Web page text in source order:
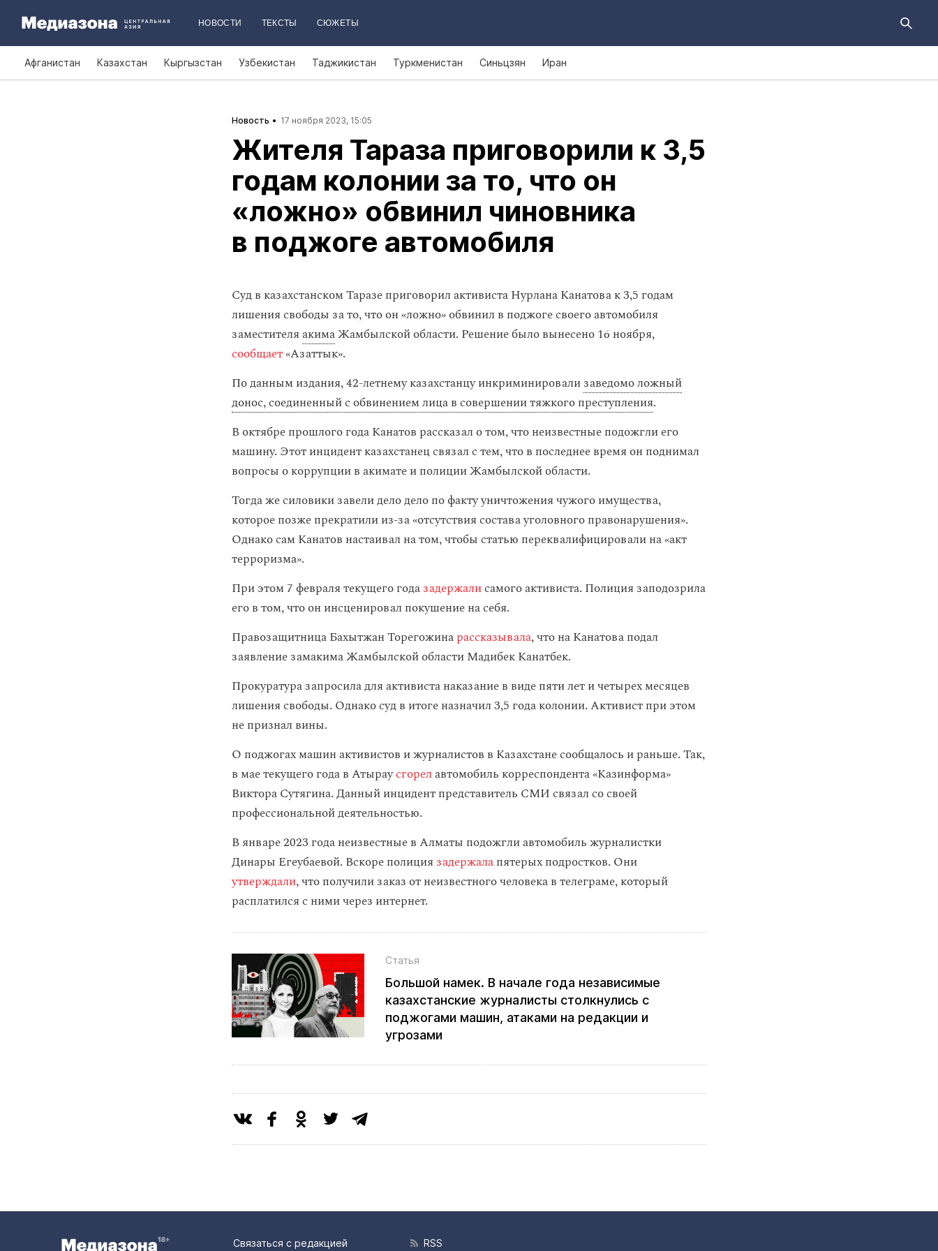
НОВОСТИ ТЕКСТЫ СЮЖЕТЫ
Афганистан Казахстан Кыргызстан Узбекистан Таджикистан Туркменистан Синьцзян Иран
Новость 17 ноября 2023, 15:05
Жителя Тараза приговорили к 3,5
годам колонии за то, что он
«ложно» обвинил чиновника
в поджоге автомобиля
Суд в казахстанском Таразе приговорил активиста Нурлана Канатова к 3,5 годам
лишения свободы за то, что он «ложно» обвинил в поджоге своего автомобиля
заместителяакимаЖамбылской области. Решение было вынесено 16 ноября,
сообщает«Азаттык».
По данным издания, 42-летнему казахстанцу инкриминировализаведомо ложный
донос, соединенный с обвинением лица в совершении тяжкого преступления.
В октябре прошлого года Канатов рассказал о том, что неизвестные подожгли его
машину. Этот инцидент казахстанец связал с тем, что в последнее время он поднимал
вопросы о коррупции в акимате и полиции Жамбылской области.
Тогда же силовики завели дело дело по факту уничтожения чужого имущества,
которое позже прекратили из-за «отсутствия состава уголовного правонарушения».
Однако сам Канатов настаивал на том, чтобы статью переквалифицировали на «акт
терроризма».
При этом 7 февраля текущего годазадержалисамого активиста. Полиция заподозрила
его в том, что он инсценировал покушение на себя.
Правозащитница Бахытжан Торегожинарассказывала, что на Канатова подал
заявление замакима Жамбылской области Мадибек Канатбек.
Прокуратура запросила для активиста наказание в виде пяти лет и четырех месяцев
лишения свободы. Однако суд в итоге назначил 3,5 года колонии. Активист при этом
не признал вины.
О поджогах машин активистов и журналистов в Казахстане сообщалось и раньше. Так,
в мае текущего года в Атыраусгорелавтомобиль корреспондента «Казинформа»
Виктора Сутягина. Данный инцидент представитель СМИ связал со своей
профессиональной деятельностью.
В январе 2023 года неизвестные в Алматы подожгли автомобиль журналистки
Динары Егеубаевой. Вскоре полиция задержалапятерых подростков. Они
утверждали, что получили заказ от неизвестного человека в телеграме, который
расплатился с ними через интернет.
Статья
Большой намек. В начале года независимые
казахстанские журналисты столкнулись с
поджогами машин, атаками на редакции и
угрозами
Связаться с редакцией RSS